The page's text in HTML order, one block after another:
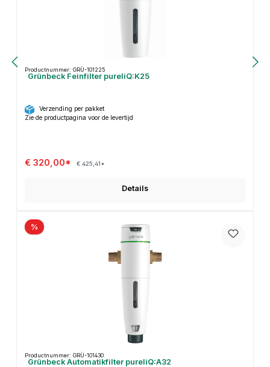
Productnummer: GRÜ-101225
Grünbeck Feinfilter pureliQ:K25
Verzending per pakket
Zie de productpagina voor de levertijd
€ 320,00* € 425,41*
Details
%
Productnummer: GRÜ-101430
Grünbeck Automatikfilter pureliQ:A32